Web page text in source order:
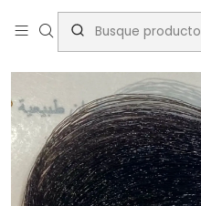
Innovation INNOVATION